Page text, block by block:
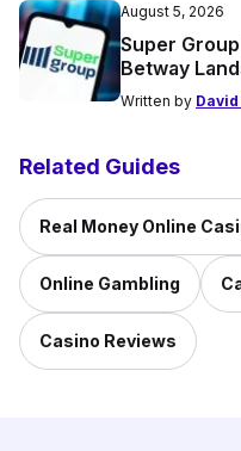
August 5, 2026
Super
Betway
Written by
Related Guides
Real Money Online
Online Gambling
Casino Reviews